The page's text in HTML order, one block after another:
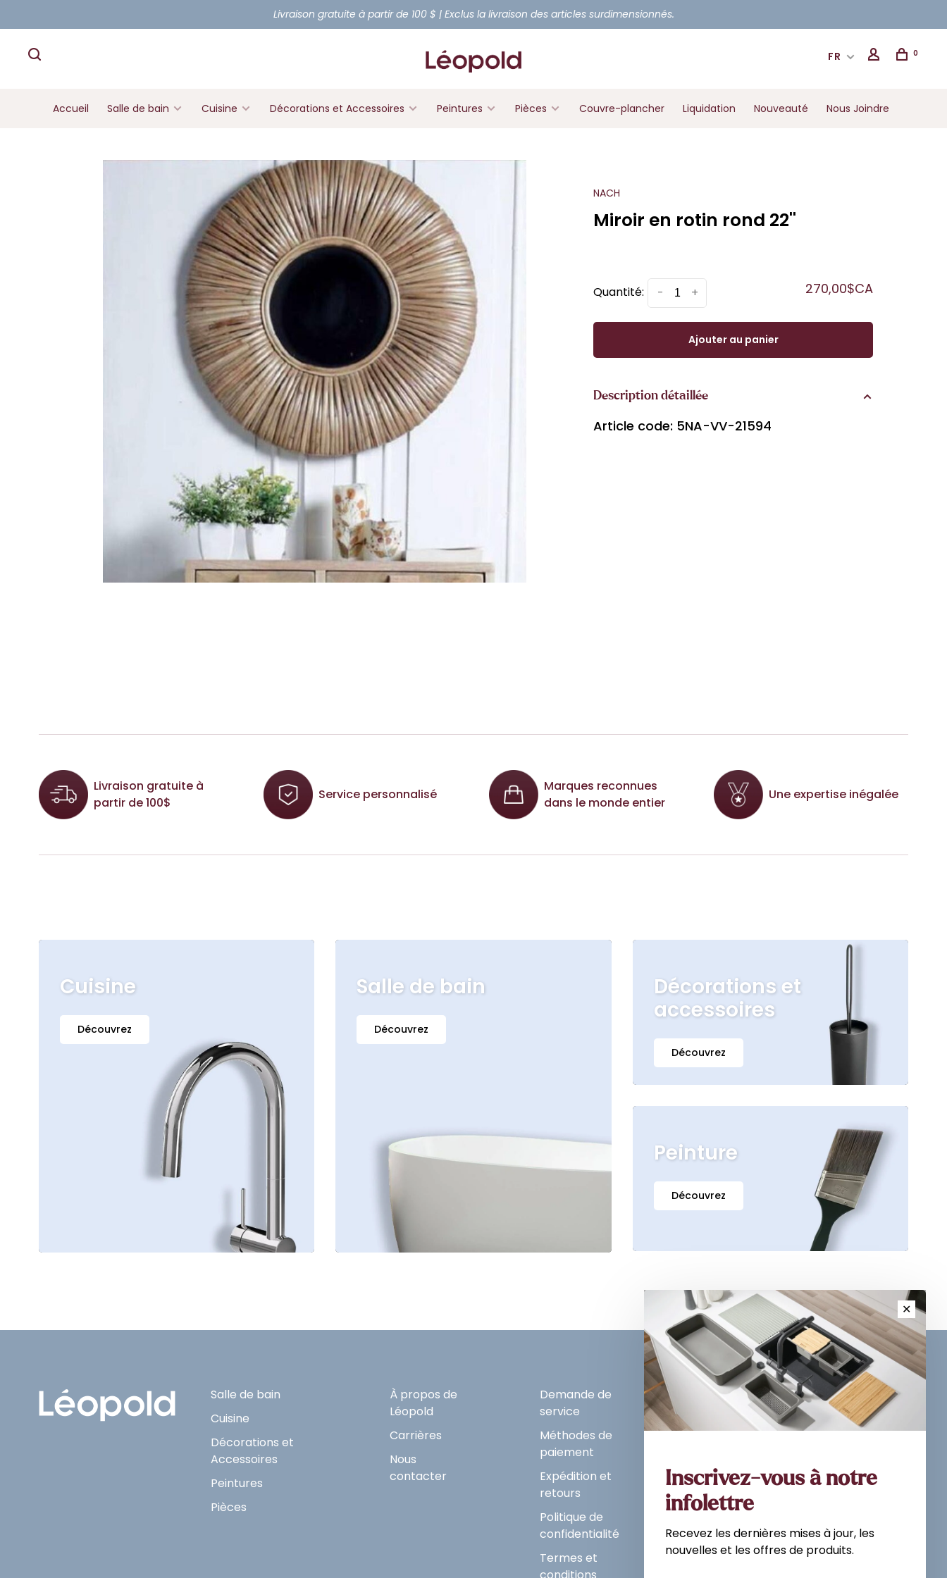
Livraison gratuite à partir de 100 $ | Exclus la livraison des articles surdimensionnés.
FR 0
Accueil Salle de bain Cuisine Décorations et Accessoires Peintures Pièces Couvre-plancher Liquidation Nouveauté Nous Joindre
NACH
Miroir en rotin rond 22''
Quantité: +
- 270,00$CA
Ajouter au panier
Description détaillée
Article code: 5NA-VV-21594
Livraison gratuite à
partir de 100$
Service personnalisé
Marques reconnues
dans le monde entier
Une expertise inégalée
Cuisine
Découvrez
Salle de bain
Découvrez
Décorations et
accessoires
Découvrez
Peinture
Découvrez
Salle de bain
Cuisine
Décorations et
Accessoires
Peintures
Pièces
À propos de
Léopold
Carrières
Nous
contacter
Demande de
service
Méthodes de
paiement
Expédition et
retours
Politique de
confidentialité
Termes et
Inscrivez-vous à notre
newsletter et recevez les
dernières mises à jour, les
S'abonner
✕
Inscrivez-vous à notre
infolettre
Recevez les dernières mises à jour, les
nouvelles et les offres de produits.